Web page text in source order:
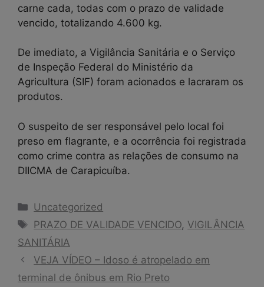
carne cada, todas com o prazo de validade
vencido, totalizando 4.600 kg.
De imediato, a Vigilância Sanitária e o Serviço
de Inspeção Federal do Ministério da
Agricultura (SIF) foram acionados e lacraram os
produtos.
O suspeito de ser responsável pelo local foi
preso em flagrante, e a ocorrência foi registrada
como crime contra as relações de consumo na
DIICMA de Carapicuíba.
Categorias
Uncategorized
Tags
PRAZO DE VALIDADE VENCIDO, VIGILÂNCIA
SANITÁRIA
VEJA VÍDEO – Idoso é atropelado em
terminal de ônibus em Rio Preto